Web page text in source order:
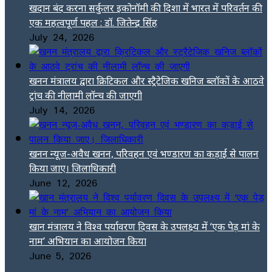
खदान बंद करना सर्कुलर इकोनॉमी की दिशा में भारत में परिवर्तन की
एक महत्वपूर्ण पहल : डॉ. जितेन्द्र सिंह
July 24, 2026
खनन मंत्रालय द्वारा क्रिटिकल और स्ट्रैटेजिक खनिज ब्लॉकों के आठवे
ट्रांच की नीलामी लॉन्च की जाएगी
July 14, 2026
खनन न्यूज-अवैध खनन, परिवहन एवं भण्डारण का कड़ाई से पालन
किया जाए। जिलाधिकारी
June 12, 2026
खान मंत्रालय ने विश्व पर्यावरण दिवस के उपलक्ष्य में ‘एक पेड़ मां के
नाम’ अभियान का आयोजन किया
June 5, 2026